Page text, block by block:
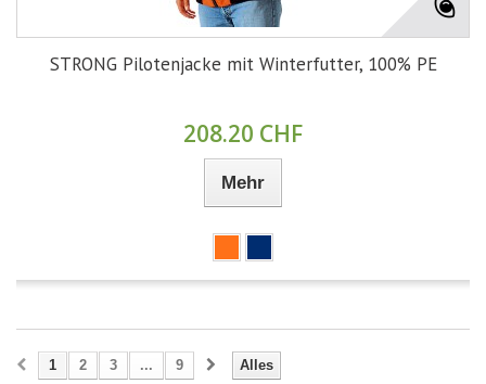
STRONG Pilotenjacke mit Winterfutter, 100% PE
208.20 CHF
Mehr
Alles
1 2 3 ... 9